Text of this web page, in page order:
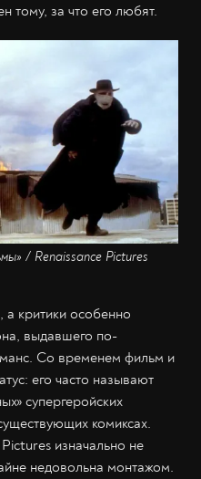
тому, за что его любят.
/ Renaissance Pictures
а критики особенно
выдавшего по-
Со временем фильм и
его часто называют
супергеройских
комиксах.
изначально не
недовольна монтажом.